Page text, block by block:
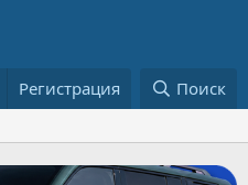
Регистрация Поиск